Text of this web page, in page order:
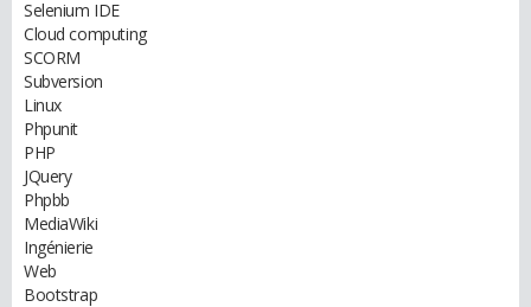
Selenium IDE
Cloud computing
SCORM
Subversion
Linux
Phpunit
PHP
JQuery
Phpbb
MediaWiki
Ingénierie
Web
Bootstrap